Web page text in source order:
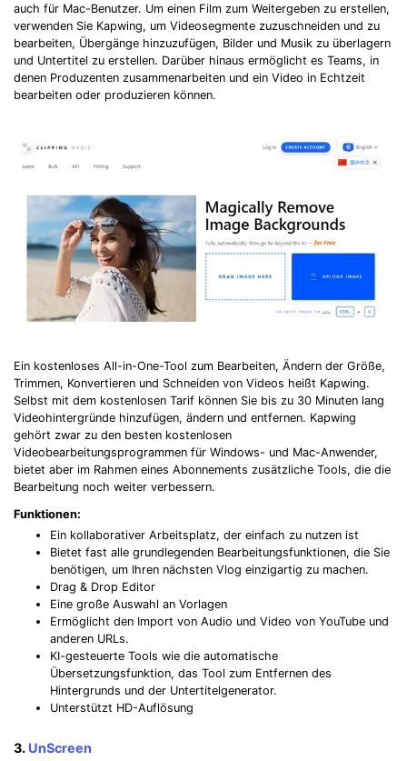
auch für Mac-Benutzer. Um einen Film zum Weitergeben zu erstellen,
verwenden Sie Kapwing, um Videosegmente zuzuschneiden und zu
bearbeiten, Übergänge hinzuzufügen, Bilder und Musik zu überlagern
und Untertitel zu erstellen. Darüber hinaus ermöglicht es Teams, in
denen Produzenten zusammenarbeiten und ein Video in Echtzeit
bearbeiten oder produzieren können.
Ein kostenloses All-in-One-Tool zum Bearbeiten, Ändern der Größe,
Trimmen, Konvertieren und Schneiden von Videos heißt Kapwing.
Selbst mit dem kostenlosen Tarif können Sie bis zu 30 Minuten lang
Videohintergründe hinzufügen, ändern und entfernen. Kapwing
gehört zwar zu den besten kostenlosen
Videobearbeitungsprogrammen für Windows- und Mac-Anwender,
bietet aber im Rahmen eines Abonnements zusätzliche Tools, die die
Bearbeitung noch weiter verbessern.
Funktionen:
Ein kollaborativer Arbeitsplatz, der einfach zu nutzen ist
Bietet fast alle grundlegenden Bearbeitungsfunktionen, die Sie
benötigen, um Ihren nächsten Vlog einzigartig zu machen.
Drag & Drop Editor
Eine große Auswahl an Vorlagen
Ermöglicht den Import von Audio und Video von YouTube und
anderen URLs.
KI-gesteuerte Tools wie die automatische
Übersetzungsfunktion, das Tool zum Entfernen des
Hintergrunds und der Untertitelgenerator.
Unterstützt HD-Auflösung
3. UnScreen